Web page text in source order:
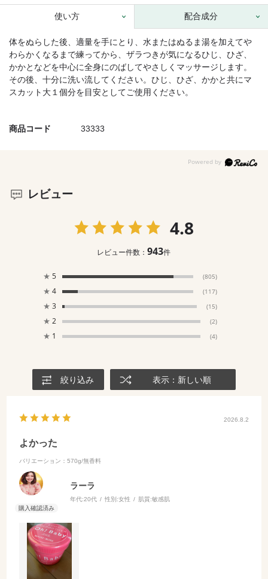
商品コード 33333
使い方 配合成分
体をぬらした後、適量を手にとり、水またはぬるま湯を加えてや
わらかくなるまで練ってから、ザラつきが気になるひじ、ひざ、
かかとなどを中心に全身にのばしてやさしくマッサージします。
その後、十分に洗い流してください。ひじ、ひざ、かかと共にマ
スカット大１個分を目安としてご使用ください。
レビュー
4.8
レビュー件数：943件
★ 5 (805)
★ 4 (117)
★ 3 (15)
★ 2 (2)
★ 1 (4)
絞り込み 表示：新しい順
2026.8.2
よかった
バリエーション：570g/無香料
ラーラ
年代:20代 性別:女性 肌質:敏感肌